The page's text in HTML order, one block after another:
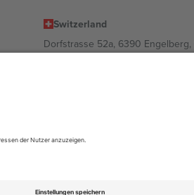
Switzerland
Dorfstrasse 52a, 6390 Engelberg,
© 2026 Ticombo. Alle Rechte vorbehalten.